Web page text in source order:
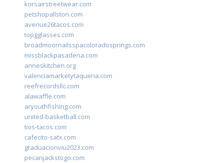
korsairstreetwear.com
petshopallston.com
avenue26tacos.com
topgglasses.com
broadmoornailsspacoloradosprings.com
missblackpasadena.com
anneskitchen.org
valenciamarketytaqueria.com
reefrecordsllc.com
alawaffle.com
aryouthfishing.com
united-basketball.com
tios-tacos.com
cafecito-satx.com
graduacionviu2023.com
pecanjackstogo.com